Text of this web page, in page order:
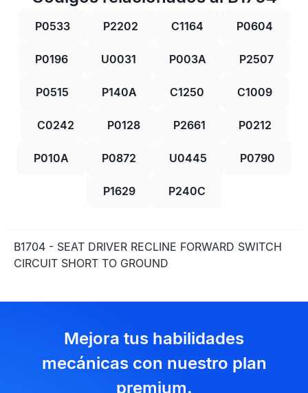
P0533 P2202 C1164 P0604
P0196 U0031 P003A P2507
P0515 P140A C1250 C1009
C0242 P0128 P2661 P0212
P010A P0872 U0445 P0790
P1629 P240C
B1704 - SEAT DRIVER RECLINE FORWARD SWITCH
CIRCUIT SHORT TO GROUND
Mejora tus habilidades
mecánicas con nuestro plan
premium.